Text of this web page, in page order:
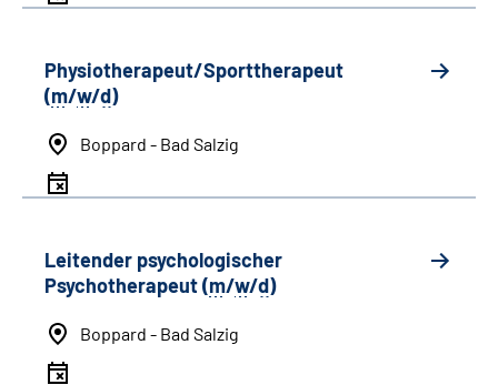
Physiotherapeut/Sporttherapeut
(m/w/d)
Boppard - Bad Salzig
Leitender psychologischer
Psychotherapeut (m/w/d)
Boppard - Bad Salzig